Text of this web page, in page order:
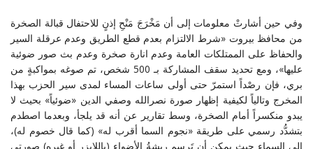
وفي حين أشارتْ معلومات إلى أن مَخْرَجَ مَنْحِ إذنٍ للاحتفال قبالة الصخرة
من محافظ بيروت «شرط الالتزام بعدم قطع الطريق وعدم عرقلة السير
والحفاظ على الممتلكات العامة وعدم انارة صخرة وعدم بث صور ضوئية
عليها»، ومع تحديد سقف المشاركة بـ 500 شخص، تم صوغه بمواكبةٍ من
بري، فإن رصْداً استمرّ حتى أولى ساعات المساء لمدى سير الحزب بهذا
المخرج وتالياً لكيفية إظهار صورة نصرالله وصفي الدين «ضوئياً» بحيث لا
يبدو منكسراً أمام الصخرة، وسط تقارير عن أنه قد يلجأ، وبعدما اصطدم
بتشدُّد رسمي على طريقة «نجوم السما أقرب له» (كما قال خصوم له)،
إلى السماء حيث يمكن أن تَرسم ريشةُ الأضواء (باللايزر أو غيره) صورتي